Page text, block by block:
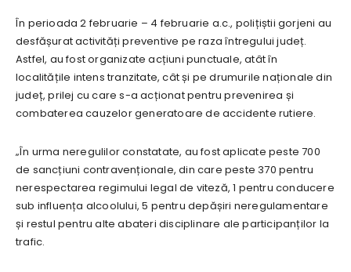
În perioada 2 februarie – 4 februarie a.c., polițiștii gorjeni au
desfășurat activități preventive pe raza întregului județ.
Astfel, au fost organizate acțiuni punctuale, atât în
localitățile intens tranzitate, cât și pe drumurile naționale din
județ, prilej cu care s-a acționat pentru prevenirea și
combaterea cauzelor generatoare de accidente rutiere.
„În urma neregulilor constatate, au fost aplicate peste 700
de sancțiuni contravenționale, din care peste 370 pentru
nerespectarea regimului legal de viteză, 1 pentru conducere
sub influența alcoolului, 5 pentru depășiri neregulamentare
și restul pentru alte abateri disciplinare ale participanților la
trafic.